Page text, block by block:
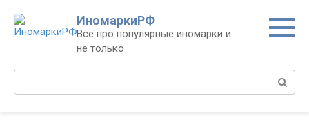
контенту
ИномаркиРФ
Все про популярные иномарки и
не только
Поиск: